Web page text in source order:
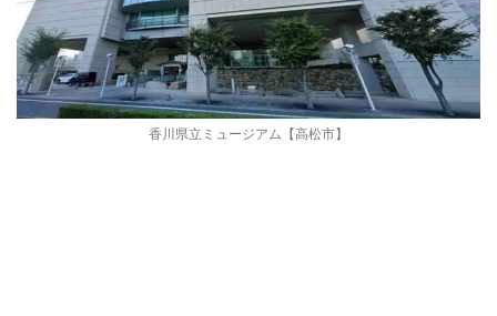
香川県立ミュージアム【高松市】